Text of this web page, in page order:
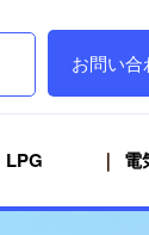
お問い
LPG 電